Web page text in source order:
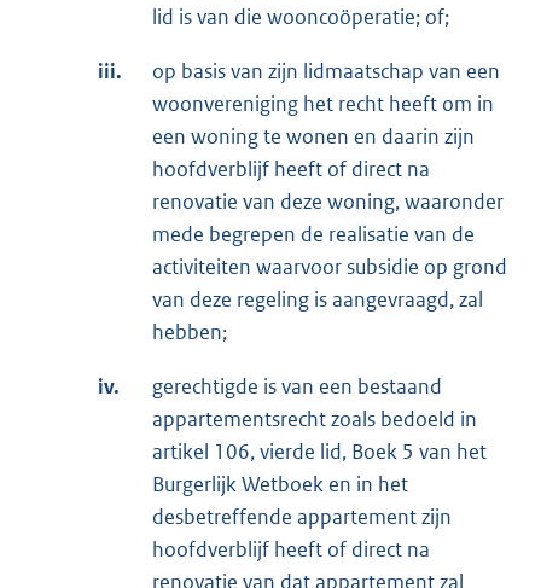
lid is van die wooncoöperatie; of;
iii.
op basis van zijn lidmaatschap van een
woonvereniging het recht heeft om in
een woning te wonen en daarin zijn
hoofdverblijf heeft of direct na
renovatie van deze woning, waaronder
mede begrepen de realisatie van de
activiteiten waarvoor subsidie op grond
van deze regeling is aangevraagd, zal
hebben;
iv.
gerechtigde is van een bestaand
appartementsrecht zoals bedoeld in
artikel 106, vierde lid, Boek 5 van het
Burgerlijk Wetboek en in het
desbetreffende appartement zijn
hoofdverblijf heeft of direct na
renovatie van dat appartement zal